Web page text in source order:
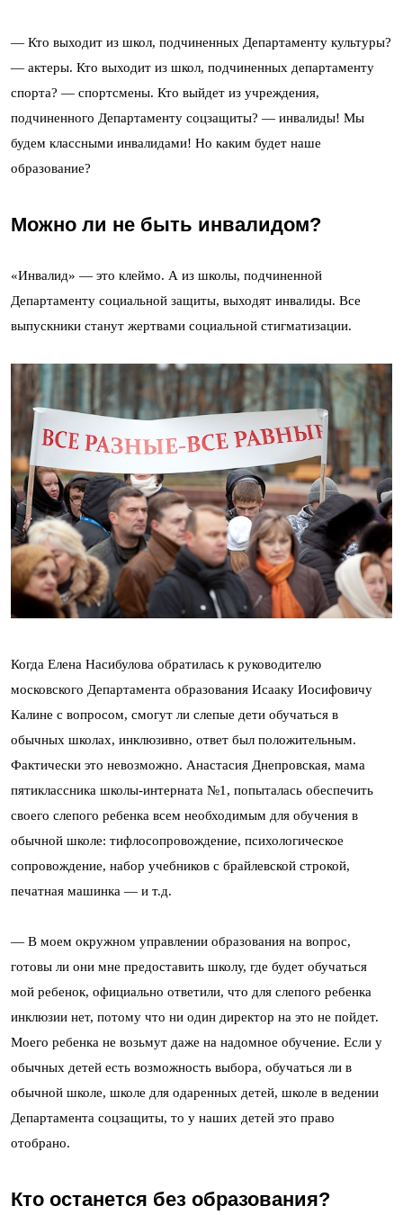
— Кто выходит из школ, подчиненных Департаменту культуры?
— актеры. Кто выходит из школ, подчиненных департаменту
спорта? — спортсмены. Кто выйдет из учреждения,
подчиненного Департаменту соцзащиты? — инвалиды! Мы
будем классными инвалидами! Но каким будет наше
образование?
Можно ли не быть инвалидом?
«Инвалид» — это клеймо. А из школы, подчиненной
Департаменту социальной защиты, выходят инвалиды. Все
выпускники станут жертвами социальной стигматизации.
Когда Елена Насибулова обратилась к руководителю
московского Департамента образования Исааку Иосифовичу
Калине с вопросом, смогут ли слепые дети обучаться в
обычных школах, инклюзивно, ответ был положительным.
Фактически это невозможно. Анастасия Днепровская, мама
пятиклассника школы-интерната №1, попыталась обеспечить
своего слепого ребенка всем необходимым для обучения в
обычной школе: тифлосопровождение, психологическое
сопровождение, набор учебников с брайлевской строкой,
печатная машинка — и т.д.
— В моем окружном управлении образования на вопрос,
готовы ли они мне предоставить школу, где будет обучаться
мой ребенок, официально ответили, что для слепого ребенка
инклюзии нет, потому что ни один директор на это не пойдет.
Моего ребенка не возьмут даже на надомное обучение. Если у
обычных детей есть возможность выбора, обучаться ли в
обычной школе, школе для одаренных детей, школе в ведении
Департамента соцзащиты, то у наших детей это право
отобрано.
Кто останется без образования?